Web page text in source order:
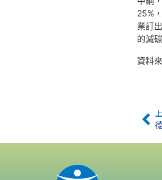
25%
業訂
的減
資料